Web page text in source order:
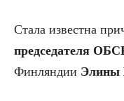
Стала известна
председателя
Финляндии Элины